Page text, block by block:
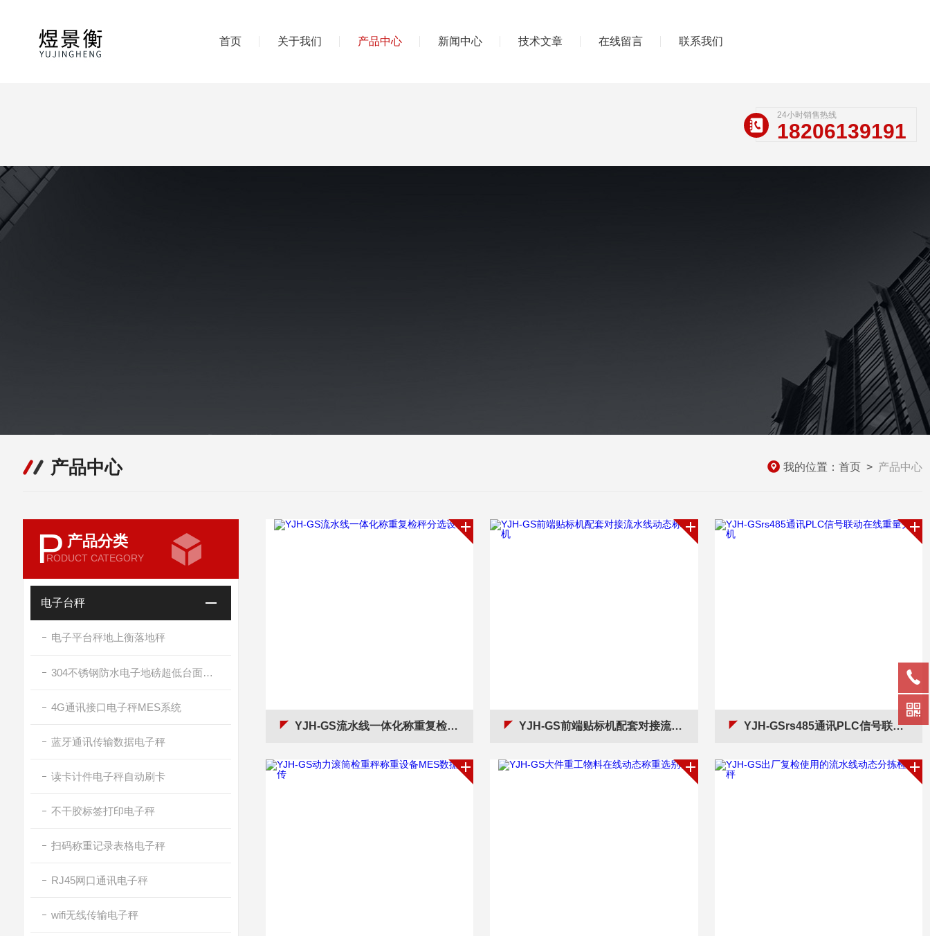
首页 关于我们 产品中心 新闻中心 技术文章 在线留言 联系我们
24小时销售热线
18206139191
产品中心 我的位置： 首页 > 产品中心
P 产品分类
RODUCT CATEGORY
电子台秤
电子平台秤地上衡落地秤
304不锈钢防水电子地磅超低台面带斜坡
4G通讯接口电子秤MES系统
蓝牙通讯传输数据电子秤
读卡计件电子秤自动刷卡
不干胶标签打印电子秤
扫码称重记录表格电子秤
RJ45网口通讯电子秤
wifi无线传输电子秤
YJH-GS流水线一体化称重复检秤分选设备 YJH-GS前端贴标机配套对接流水线动态称重机 YJH-GSrs485通讯PLC信号联动在线重量分选机